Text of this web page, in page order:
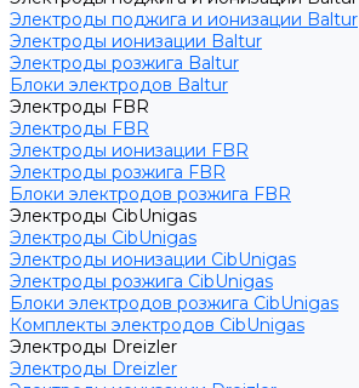
Электроды поджига и ионизации Baltur
Электроды ионизации Baltur
Электроды розжига Baltur
Блоки электродов Baltur
Электроды FBR
Электроды FBR
Электроды ионизации FBR
Электроды розжига FBR
Блоки электродов розжига FBR
Электроды CibUnigas
Электроды CibUnigas
Электроды ионизации CibUnigas
Электроды розжига CibUnigas
Блоки электродов розжига CibUnigas
Комплекты электродов CibUnigas
Электроды Dreizler
Электроды Dreizler